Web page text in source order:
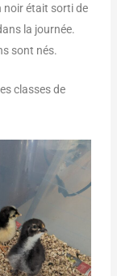
noir était sorti de
la journée.
sont nés.
classes de